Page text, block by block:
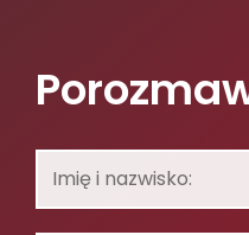
nazwisko: